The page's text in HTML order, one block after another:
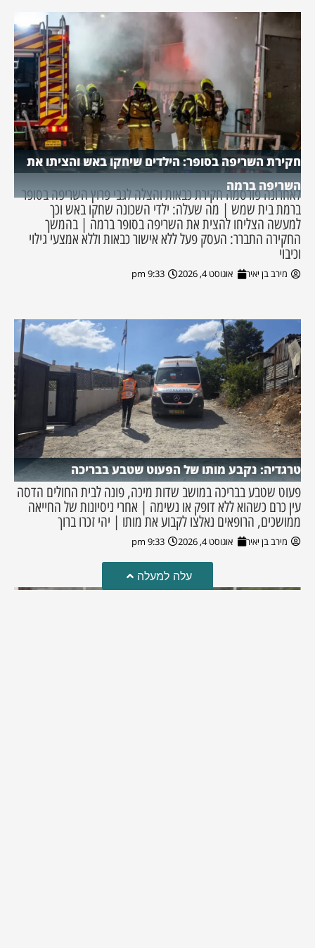
חקירת השריפה בסופר: הילדים שיחקו באש והציתו את
השריפה ברמה
לאחרונה פורסמה חקירת כבאות והצלה לגבי פרוץ השריפה בסופר
ברמת בית שמש | מה שעלה: ילדי השכונה שחקו באש וכך
למעשה הצליחו להצית את השריפה בסופר ברמה | בהמשך
החקירה התברר: העסק פעל ללא אישור כבאות וללא אמצעי גילוי
וכיבוי
מירב בן יאיר אוגוסט 4, 2026 9:33 pm
טרגדיה: נקבע מותו של הפעוט שטבע בבריכה
פעוט שטבע בבריכה במושב שדות מיכה, פונה לבית החולים הדסה
עין כרם כשהוא ללא דופק או נשימה | אחרי ניסיונות של החייאה
ממושכים, הרופאים נאלצו לקבוע את מותו | יהי זכרו ברוך
מירב בן יאיר אוגוסט 4, 2026 9:33 pm
עלה למעלה